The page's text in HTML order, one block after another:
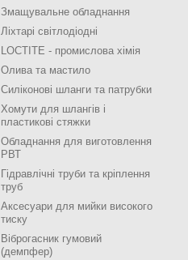
Змащувальне обладнання
Ліхтарі світлодіодні
LOCTITE - промислова хімія
Олива та мастило
Силіконові шланги та патрубки
Хомути для шлангів і
пластикові стяжки
Обладнання для виготовлення
РВТ
Гідравлічні труби та кріплення
труб
Аксесуари для мийки високого
тиску
Віброгасник гумовий
(демпфер)